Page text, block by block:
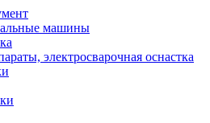
машины
электросварочная оснастка